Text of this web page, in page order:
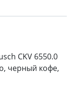
CKV 6550.0
черный кофе,